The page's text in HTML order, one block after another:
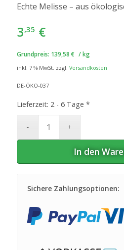
Echte Melisse – aus
3,35 €
Grundpreis: 139,58 € /kg
inkl. 7 % MwSt. zzgl. Versandkosten
DE-ÖKO-037
Lieferzeit: 2 - 6 Tage *
In den
Sichere Zahlungsoptionen: